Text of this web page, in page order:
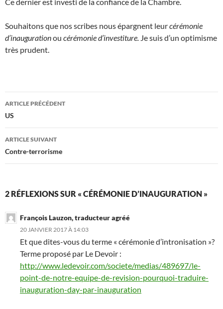
Souhaitons que nos scribes nous épargnent leurcérémonie
d’inaugurationou cérémonie d’investiture. Je suis d’un optimisme
très prudent.
Navigation
des
articles
ARTICLE PRÉCÉDENT
US
ARTICLE SUIVANT
Contre-terrorisme
2 RÉFLEXIONS SUR « CÉRÉMONIE D’INAUGURATION »
François Lauzon, traducteur agréé
20 JANVIER 2017 À 14:03
Et que dites-vous du terme « cérémonie d’intronisation »?
Terme proposé par Le Devoir :
http://www.ledevoir.com/societe/medias/489697/le-
point-de-notre-equipe-de-revision-pourquoi-traduire-
inauguration-day-par-inauguration